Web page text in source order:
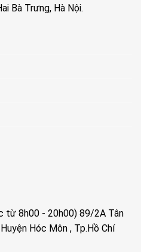
Bà Trưng, Hà Nội.
từ 8h00 - 20h00) 89/2A Tân
Hóc Môn , Tp.Hồ Chí